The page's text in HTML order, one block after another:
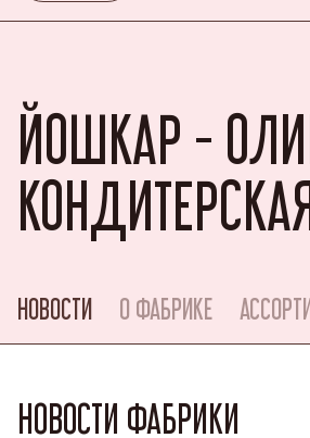
ЙОШКАР -
НОВОСТИ О ФАБРИКЕ
НОВОСТИ ФАБРИКИ